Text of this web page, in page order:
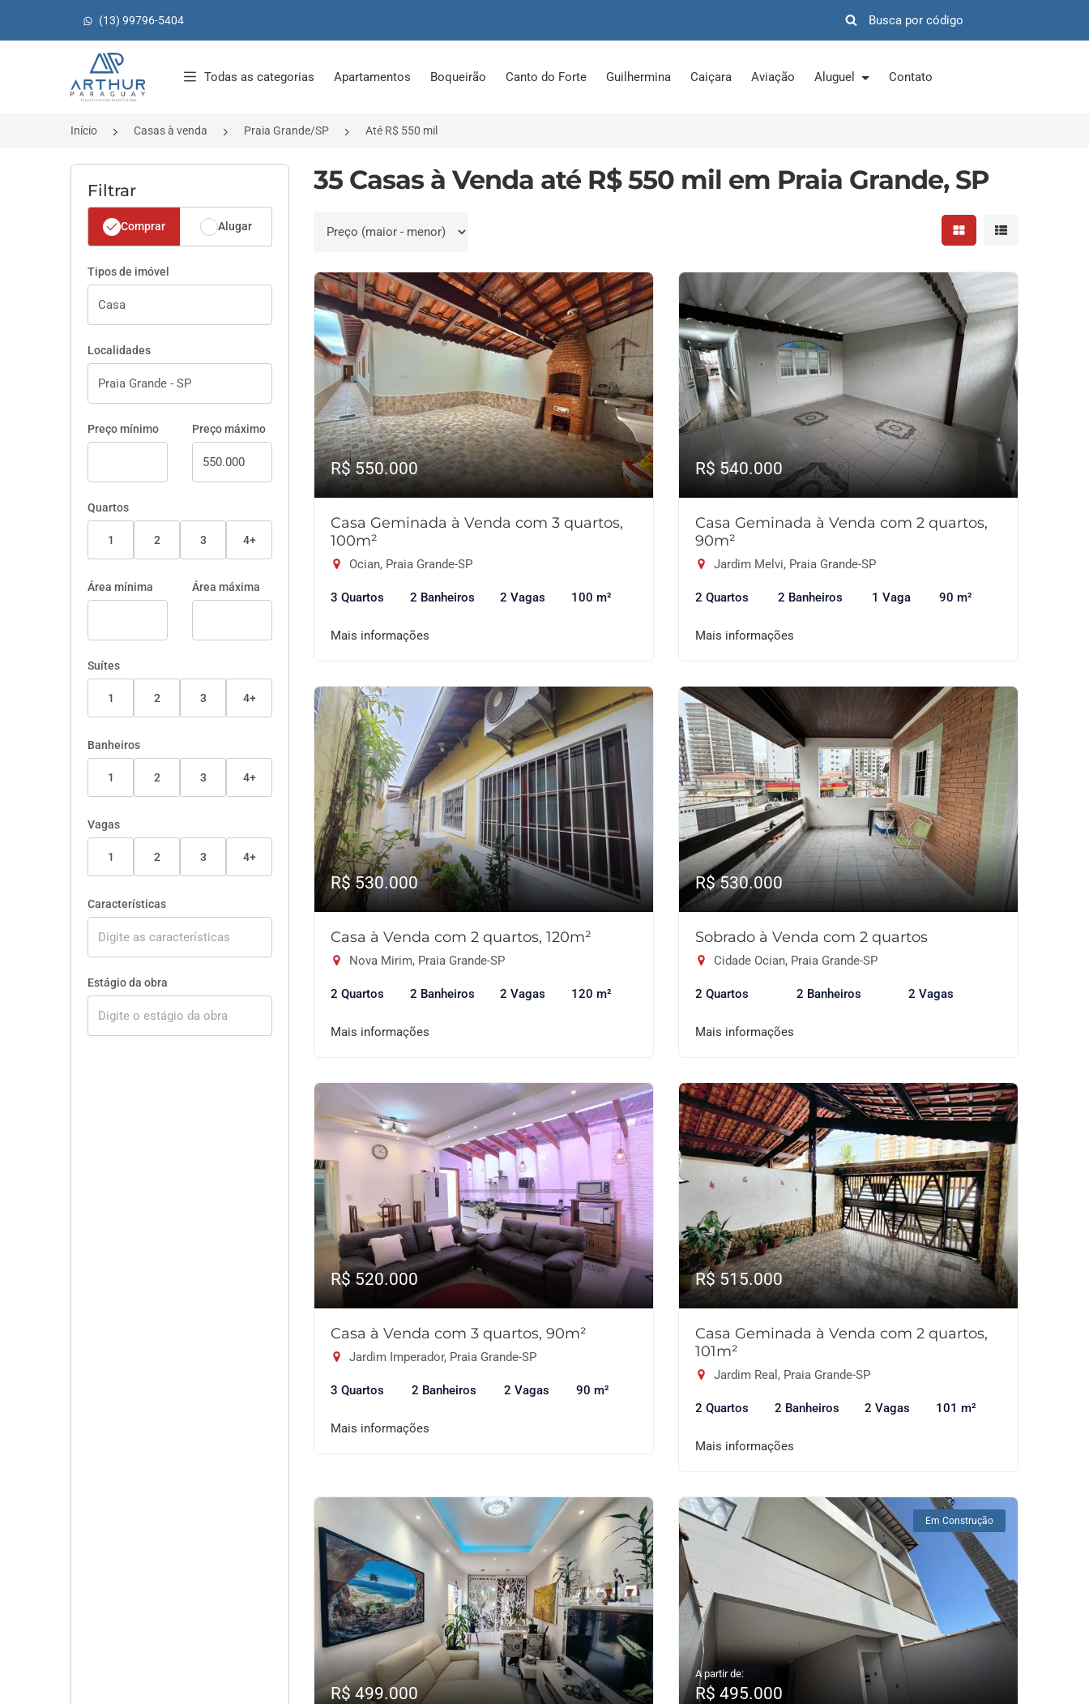
(13) 99796-5404
Página inicial
Todas as categorias Apartamentos Boqueirão Canto do Forte Guilhermina Caiçara Aviação Aluguel Contato
Início Casas à venda Praia Grande/SP Até R$ 550 mil
Filtrar
Comprar Alugar
Tipos de imóvel
Localidades
Preço mínimo Preço máximo
Quartos
1 2 3 4+
Área mínima Área máxima
Suítes
1 2 3 4+
Banheiros
1 2 3 4+
Vagas
1 2 3 4+
Características
Estágio da obra
35 Casas à Venda até R$ 550 mil em Praia Grande, SP
Ordenar por Mostrar resultados em
Mostrar
R$ 550.000
Casa Geminada à Venda com 3 quartos,
100m²
Ocian, Praia Grande-SP
3 Quartos 2 Banheiros 2 Vagas 100 m²
Mais informações
R$ 540.000
Casa Geminada à Venda com 2 quartos,
90m²
Jardim Melvi, Praia Grande-SP
2 Quartos 2 Banheiros 1 Vaga 90 m²
Mais informações
R$ 530.000
Casa à Venda com 2 quartos, 120m²
Nova Mirim, Praia Grande-SP
2 Quartos 2 Banheiros 2 Vagas 120 m²
Mais informações
R$ 530.000
Sobrado à Venda com 2 quartos
Cidade Ocian, Praia Grande-SP
2 Quartos 2 Banheiros 2 Vagas
Mais informações
R$ 520.000
Casa à Venda com 3 quartos, 90m²
Jardim Imperador, Praia Grande-SP
3 Quartos 2 Banheiros 2 Vagas 90 m²
Mais informações
R$ 515.000
Casa Geminada à Venda com 2 quartos,
101m²
Jardim Real, Praia Grande-SP
2 Quartos 2 Banheiros 2 Vagas 101 m²
Mais informações
R$ 499.000
Em Construção
A partir de:
R$ 495.000